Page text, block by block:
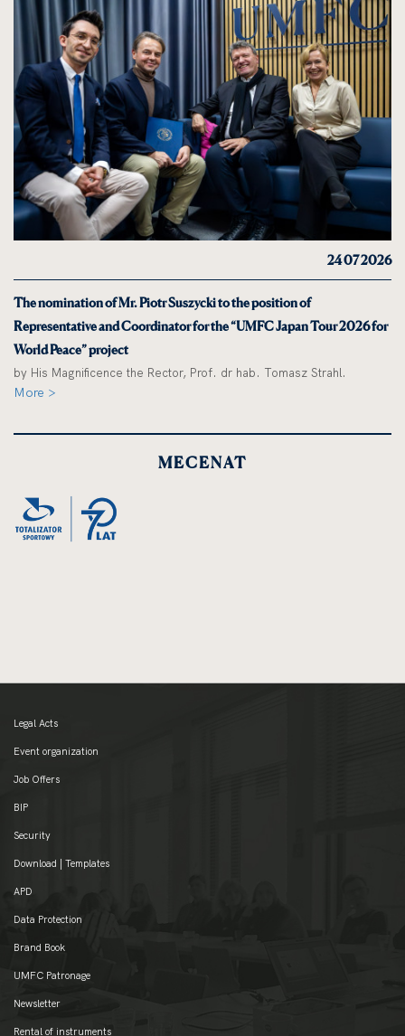
24 07 2026
The nomination of Mr. Piotr Suszycki to the position of
Representative and Coordinator for the “UMFC Japan Tour 2026 for
World Peace” project
by His Magnificence the Rector, Prof. dr hab. Tomasz Strahl.
More >
MECENAT
Legal Acts
Event organization
Job Offers
BIP
Security
Download | Templates
APD
Data Protection
Brand Book
UMFC Patronage
Newsletter
Rental of instruments